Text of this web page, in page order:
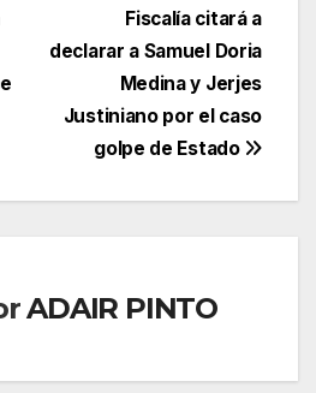
Fiscalía citará a
declarar a Samuel Doria
Medina y Jerjes
Justiniano por el caso
golpe de Estado
ADAIR PINTO